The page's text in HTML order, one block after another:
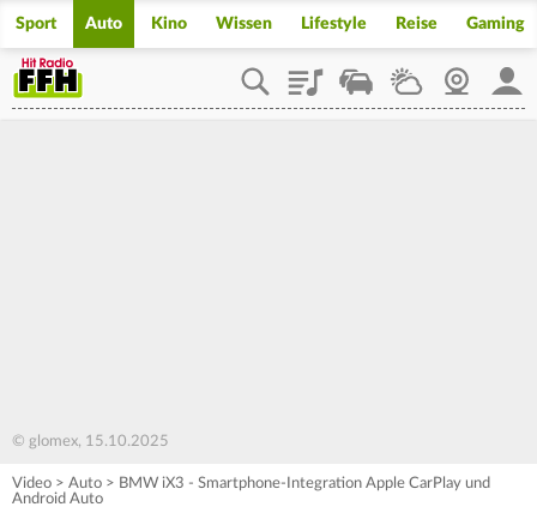
Sport Auto Kino Wissen Lifestyle Reise Gaming
PlaylistStaupilotWetterWebcam
© glomex, 15.10.2025
Video > Auto > BMW iX3 - Smartphone-Integration Apple CarPlay und
Android Auto